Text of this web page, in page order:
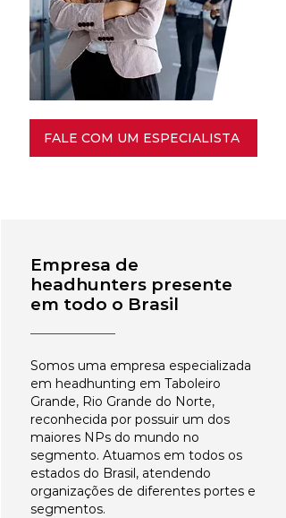
FALE COM UM ESPECIALISTA
Empresa de
headhunters presente
em todo o Brasil
Somos uma empresa especializada
em headhunting em Taboleiro
Grande, Rio Grande do Norte,
reconhecida por possuir um dos
maiores NPs do mundo no
segmento. Atuamos em todos os
estados do Brasil, atendendo
organizações de diferentes portes e
segmentos.